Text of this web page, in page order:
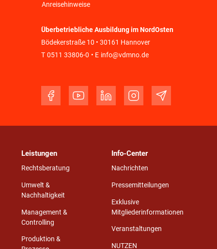
Anreisehinweise
Überbetriebliche Ausbildung im NordOsten
Bödekerstraße 10 • 30161 Hannover
T 0511 33806-0 • E info@vdmno.de
Leistungen
Rechtsberatung
Umwelt &
Nachhaltigkeit
Management &
Controlling
Produktion &
Info-Center
Nachrichten
Pressemitteilungen
Exklusive
Mitgliederinformationen
Veranstaltungen
NUTZEN